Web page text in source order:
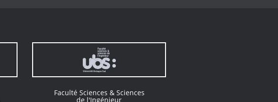
Faculté Sciences & Sciences
de l'Ingénieur